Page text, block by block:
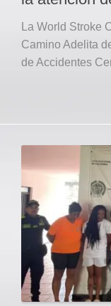
La World Stroke
Camino Adelita
de Accidentes